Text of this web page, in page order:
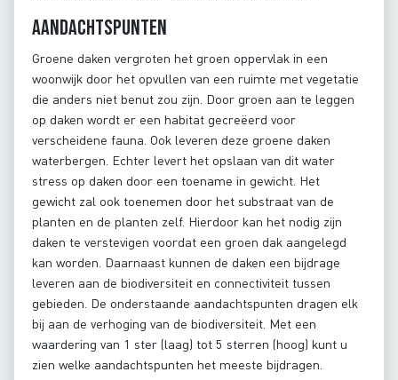
Aandachtspunten
Groene daken vergroten het groen oppervlak in een
woonwijk door het opvullen van een ruimte met vegetatie
die anders niet benut zou zijn. Door groen aan te leggen
op daken wordt er een habitat gecreëerd voor
verscheidene fauna. Ook leveren deze groene daken
waterbergen. Echter levert het opslaan van dit water
stress op daken door een toename in gewicht. Het
gewicht zal ook toenemen door het substraat van de
planten en de planten zelf. Hierdoor kan het nodig zijn
daken te verstevigen voordat een groen dak aangelegd
kan worden. Daarnaast kunnen de daken een bijdrage
leveren aan de biodiversiteit en connectiviteit tussen
gebieden. De onderstaande aandachtspunten dragen elk
bij aan de verhoging van de biodiversiteit. Met een
waardering van 1 ster (laag) tot 5 sterren (hoog) kunt u
zien welke aandachtspunten het meeste bijdragen.